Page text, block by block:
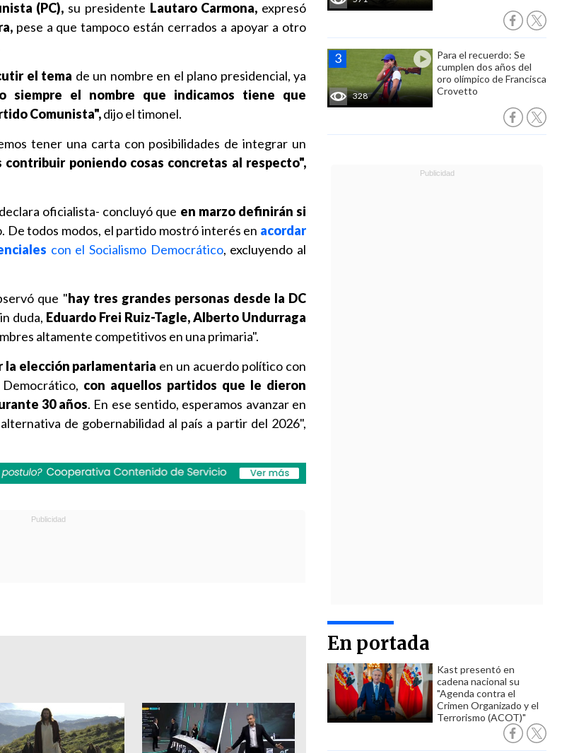
328
Para el recuerdo: Se
cumplen dos años del
oro olímpico de Francisca
Crovetto
En portada
Kast presentó en
cadena nacional su
"Agenda contra el
Crimen Organizado y el
Terrorismo (ACOT)"
(PC), su presidente Lautaro Carmona, expresó
pese a que tampoco están cerrados a apoyar a otro
el tema de un nombre en el plano presidencial, ya
siempre el nombre que indicamos tiene que
Comunista",dijo el timonel.
tener una carta con posibilidades de integrar un
contribuir poniendo cosas concretas al respecto",
oficialista- concluyó que en marzo definirán si
De todos modos, el partido mostró interés en acordar
con el Socialismo Democrático, excluyendo al
que "hay tres grandes personas desde la DC
duda, Eduardo Frei Ruiz-Tagle, Alberto Undurraga
altamente competitivos en una primaria".
elección parlamentaria en un acuerdo político con
con aquellos partidos que le dieron
30 años. En ese sentido, esperamos avanzar en
de gobernabilidad al país a partir del 2026",